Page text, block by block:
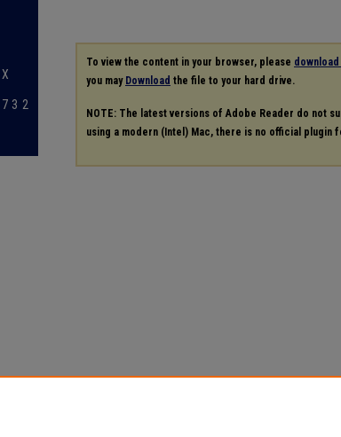
To view the content in your browser, please
you may Download the file to your hard drive.
NOTE: The latest versions of Adobe Reader do not
using a modern (Intel) Mac, there is no official plugin